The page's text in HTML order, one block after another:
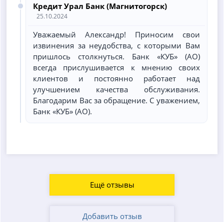
Кредит Урал Банк (Магнитогорск)
25.10.2024
Уважаемый Александр! Приносим свои
извинения за неудобства, с которыми Вам
пришлось столкнуться. Банк «КУБ» (АО)
всегда прислушивается к мнению своих
клиентов и постоянно работает над
улучшением качества обслуживания.
Благодарим Вас за обращение. С уважением,
Банк «КУБ» (АО).
Ещё отзывы
Добавить отзыв